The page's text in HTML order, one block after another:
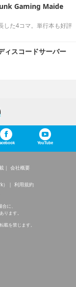
Gaming Maide
した4コマ。単行本も好評
スコードサーバー
YouTube
会社概要
利用規約
に、
ります。
載を禁じます。